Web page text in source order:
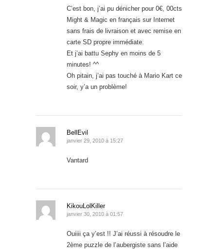
C’est bon, j’ai pu dénicher pour 0€, 00cts
Might & Magic en français sur Internet
sans frais de livraison et avec remise en
carte SD propre immédiate.
Et j’ai battu Sephy en moins de 5
minutes! ^^
Oh pitain, j’ai pas touché à Mario Kart ce
soir, y’a un problème!
BellEvil
janvier 29, 2010 à 15:27
Vantard
KikouLolKiller
janvier 30, 2010 à 01:57
Ouiiii ça y’est !! J’ai réussi à résoudre le
2ème puzzle de l’aubergiste sans l’aide